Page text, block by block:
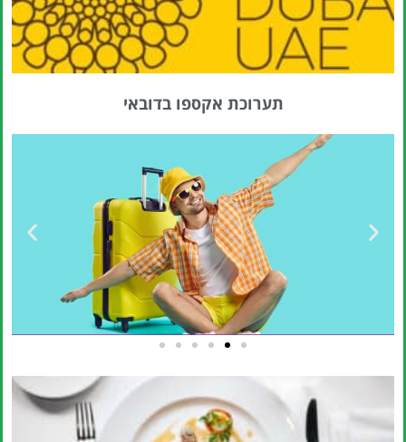
תערוכת אקספו בדובאי
מציאת
טיסה זולה?